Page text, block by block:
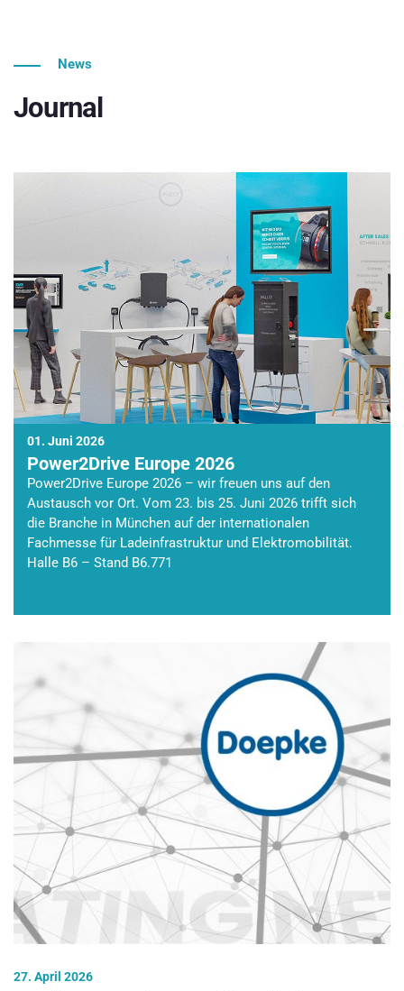
News
Journal
01. Juni 2026
Power2Drive Europe 2026
Power2Drive Europe 2026 – wir freuen uns auf den
Austausch vor Ort. Vom 23. bis 25. Juni 2026 trifft sich
die Branche in München auf der internationalen
Fachmesse für Ladeinfrastruktur und Elektromobilität.
Halle B6 – Stand B6.771
27. April 2026